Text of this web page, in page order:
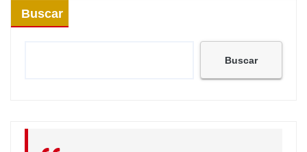
Buscar
Buscar